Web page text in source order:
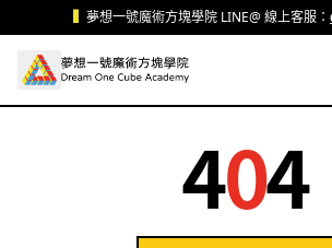
跳至主要內容夢想一號魔術方塊學院 LINE@ 線上客服：
404